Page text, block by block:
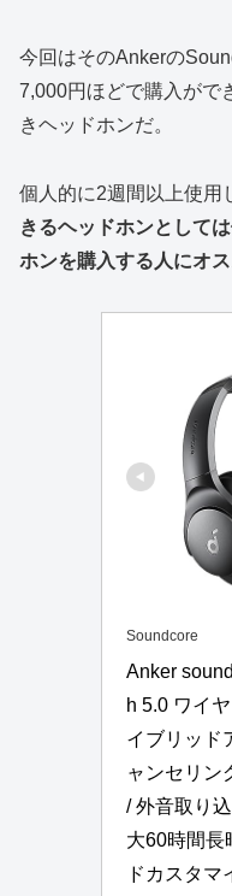
今回はそのAnkerの
7,000円ほどで購入がで
きヘッドホンだ。
個人的に2週間以上使用
きるヘッドホンとして
ホンを購入する人にオ
Soundcore
Anker
h 5.0 ワイ
イブリッド
ャンセリン
/ 外音取り
大60時間長
ドカスタマ